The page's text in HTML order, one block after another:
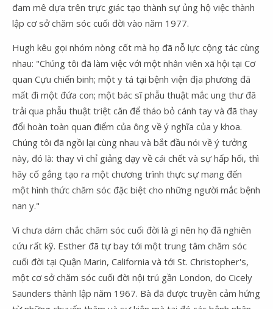
đam mê dựa trên trực giác tạo thành sự ủng hộ việc thành
lập cơ sở chăm sóc cuối đời vào năm 1977.
Hugh kêu gọi nhóm nòng cốt mà họ đã nỗ lực cộng tác cùng
nhau: "Chúng tôi đã làm việc với một nhân viên xã hội tại Cơ
quan Cựu chiến binh; một y tá tại bệnh viện địa phương đã
mất đi một đứa con; một bác sĩ phẫu thuật mắc ung thư đã
trải qua phẫu thuật triệt căn để tháo bỏ cánh tay và đã thay
đổi hoàn toàn quan điểm của ông về ý nghĩa của y khoa.
Chúng tôi đã ngồi lại cùng nhau và bắt đầu nói về ý tưởng
này, đó là: thay vì chỉ giảng dạy về cái chết và sự hấp hối, thì
hãy cố gắng tạo ra một chương trình thực sự mang đến
một hình thức chăm sóc đặc biệt cho những người mắc bệnh
nan y."
Vì chưa dám chắc chăm sóc cuối đời là gì nên họ đã nghiên
cứu rất kỹ. Esther đã tự bay tới một trung tâm chăm sóc
cuối đời tại Quận Marin, California và tới St. Christopher's,
một cơ sở chăm sóc cuối đời nội trú gần London, do Cicely
Saunders thành lập năm 1967. Bà đã được truyền cảm hứng